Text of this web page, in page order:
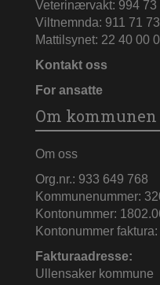
Veterinærvakt: 994 73
Viltnemnda: 911 71
Mattilsynet: 22 40 00
Kontakt oss
For ansatte
Om kommunen
Om oss
Org.nr.: 933 649 768
Kommunenummer:
Kontonummer:
Kontonummer
Fakturaadresse:
Ullensaker kommune